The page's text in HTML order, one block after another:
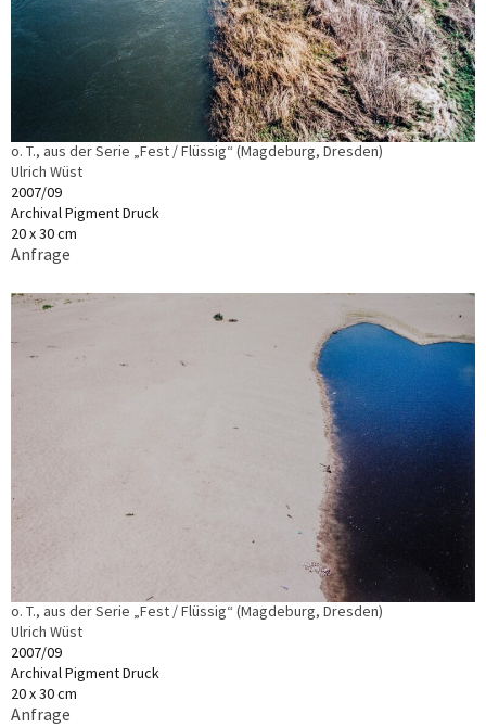
o. T., aus der Serie „Fest / Flüssig“ (Magdeburg, Dresden)
Ulrich Wüst
2007/09
Archival Pigment Druck
20 x 30 cm
Anfrage
o. T., aus der Serie „Fest / Flüssig“ (Magdeburg, Dresden)
Ulrich Wüst
2007/09
Archival Pigment Druck
20 x 30 cm
Anfrage